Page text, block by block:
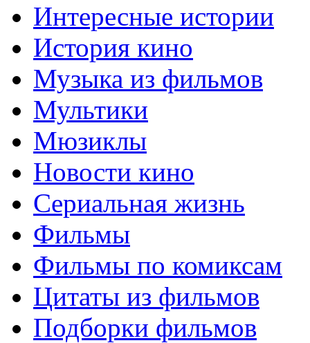
Интересные истории
История кино
Музыка из фильмов
Мультики
Мюзиклы
Новости кино
Сериальная жизнь
Фильмы
Фильмы по комиксам
Цитаты из фильмов
Подборки фильмов